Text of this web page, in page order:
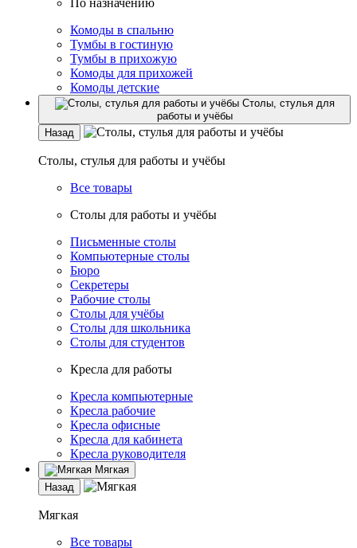
По назначению
Комоды в спальню
Тумбы в гостиную
Тумбы в прихожую
Комоды для прихожей
Комоды детские
Столы, стулья для
работы и учёбы
Назад
Столы, стулья для работы и учёбы
Все товары
Столы для работы и учёбы
Письменные столы
Компьютерные столы
Бюро
Секретеры
Рабочие столы
Столы для учёбы
Столы для школьника
Столы для студентов
Кресла для работы
Кресла компьютерные
Кресла рабочие
Кресла офисные
Кресла для кабинета
Кресла руководителя
Мягкая
Назад
Мягкая
Все товары